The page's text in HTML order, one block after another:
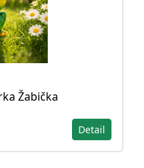
Žabička
Detail